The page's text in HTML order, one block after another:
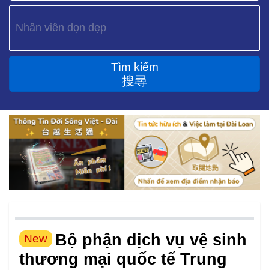
Tìm kiếm
搜尋
New
Bộ phận dịch vụ vệ sinh
thương mại quốc tế Trung